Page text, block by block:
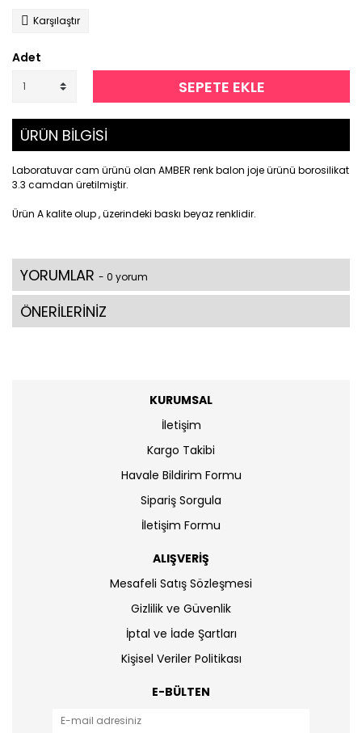
Karşılaştır
Adet
SEPETE EKLE
ÜRÜN BİLGİSİ
Laboratuvar cam ürünü olan AMBER renk balon joje ürünü borosilikat
3.3 camdan üretilmiştir.
Ürün A kalite olup , üzerindeki baskı beyaz renklidir.
YORUMLAR - 0 yorum
ÖNERİLERİNİZ
KURUMSAL
İletişim
Kargo Takibi
Havale Bildirim Formu
Sipariş Sorgula
İletişim Formu
ALIŞVERİŞ
Mesafeli Satış Sözleşmesi
Gizlilik ve Güvenlik
İptal ve İade Şartları
Kişisel Veriler Politikası
E-BÜLTEN